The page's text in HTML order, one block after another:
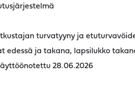
turvatyyny ja
edessä ja takana, lapsilukko
28.06.2026